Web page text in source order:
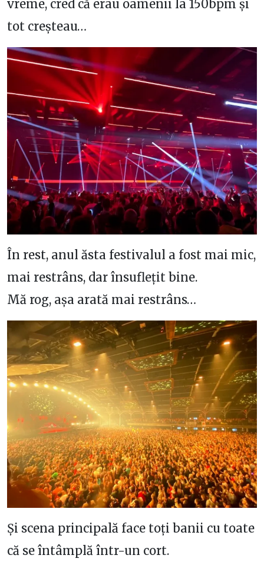
vreme, cred că erau oamenii la 150bpm și
tot creșteau…
În rest, anul ăsta festivalul a fost mai mic,
mai restrâns, dar însuflețit bine.
Mă rog, așa arată mai restrâns…
Și scena principală face toți banii cu toate
că se întâmplă într-un cort.